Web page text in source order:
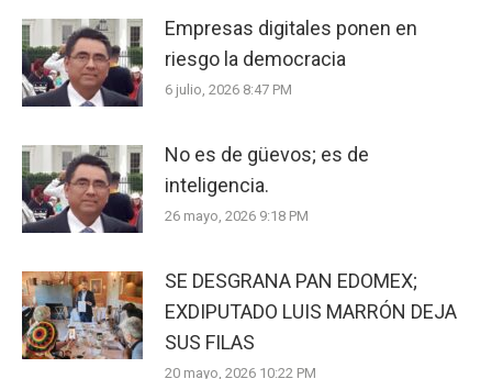
Empresas digitales ponen en
riesgo la democracia
6 julio, 2026 8:47 PM
No es de güevos; es de
inteligencia.
26 mayo, 2026 9:18 PM
SE DESGRANA PAN EDOMEX;
EXDIPUTADO LUIS MARRÓN DEJA
SUS FILAS
20 mayo, 2026 10:22 PM